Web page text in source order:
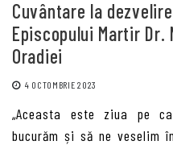
Cuvântare la
Episcopului Martir
Oradiei
4 OCTOMBRIE 2023
„Aceasta este ziua pe
bucurăm și să ne veselim